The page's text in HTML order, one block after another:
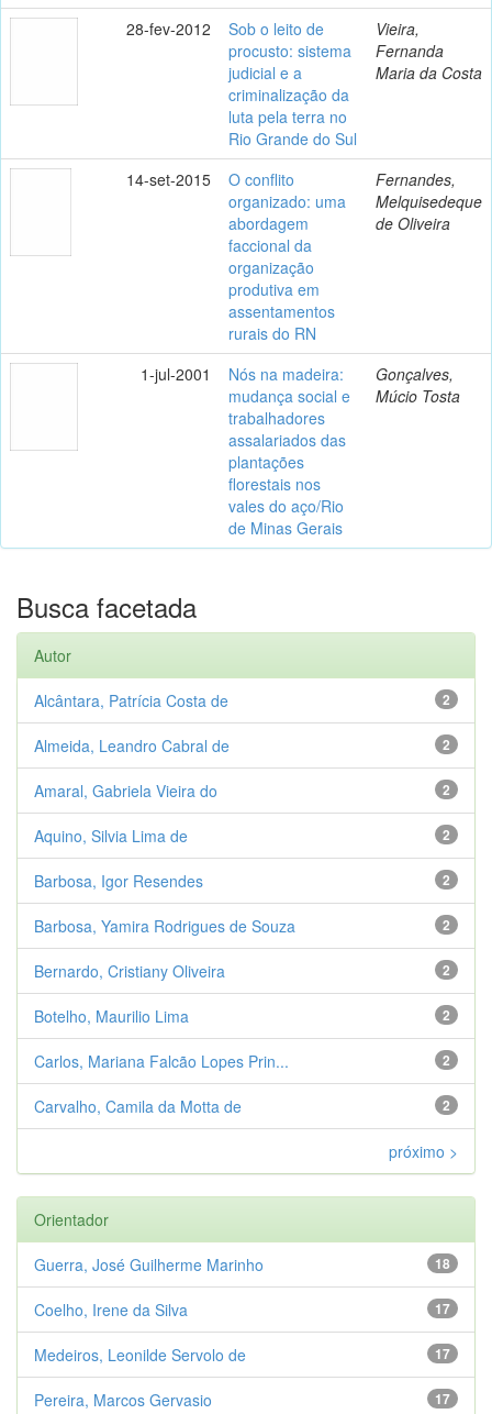
28-fev-2012
Sob o leito de
procusto: sistema
judicial e a
criminalização da
luta pela terra no
Rio Grande do Sul
Vieira,
Fernanda
Maria da Costa
14-set-2015
O conflito
organizado: uma
abordagem
faccional da
organização
produtiva em
assentamentos
rurais do RN
Fernandes,
Melquisedeque
de Oliveira
1-jul-2001
Nós na madeira:
mudança social e
trabalhadores
assalariados das
plantações
florestais nos
vales do aço/Rio
de Minas Gerais
Gonçalves,
Múcio Tosta
Busca facetada
Autor
2
Alcântara, Patrícia Costa de
2
Almeida, Leandro Cabral de
2
Amaral, Gabriela Vieira do
2
Aquino, Silvia Lima de
2
Barbosa, Igor Resendes
2
Barbosa, Yamira Rodrigues de Souza
2
Bernardo, Cristiany Oliveira
2
Botelho, Maurilio Lima
2
Carlos, Mariana Falcão Lopes Prin...
2
Carvalho, Camila da Motta de
próximo >
Orientador
18
Guerra, José Guilherme Marinho
17
Coelho, Irene da Silva
17
Medeiros, Leonilde Servolo de
17
Pereira, Marcos Gervasio